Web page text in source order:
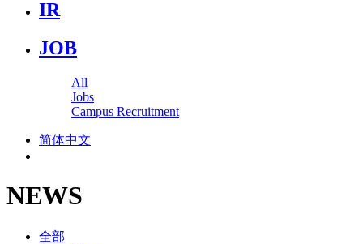
IR
JOB
All
Jobs
Campus Recruitment
简体中文
NEWS
全部